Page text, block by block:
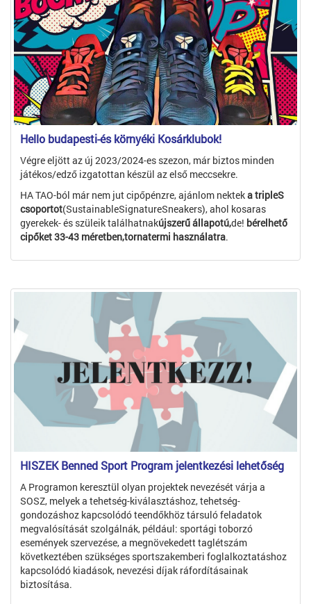
Hello budapesti-és környéki Kosárklubok!
Végre eljött az új 2023/2024-es szezon, már biztos minden
játékos/edző izgatottan készül az első meccsekre.
HA TAO-ból már nem jut cipőpénzre, ajánlom nekteka tripleS
csoportot(SustainableSignatureSneakers), ahol kosaras
gyerekek- és szüleik találhatnakújszerű állapotú,de! bérelhető
cipőket 33-43 méretben,tornatermi használatra.
HISZEK Benned Sport Program jelentkezési lehetőség
A Programon keresztül olyan projektek nevezését várja a
SOSZ, melyek a tehetség-kiválasztáshoz, tehetség-
gondozáshoz kapcsolódó teendőkhöz társuló feladatok
megvalósítását szolgálnák, például: sportági toborzó
események szervezése, a megnövekedett taglétszám
következtében szükséges sportszakemberi foglalkoztatáshoz
kapcsolódó kiadások, nevezési díjak ráfordításainak
biztosítása.